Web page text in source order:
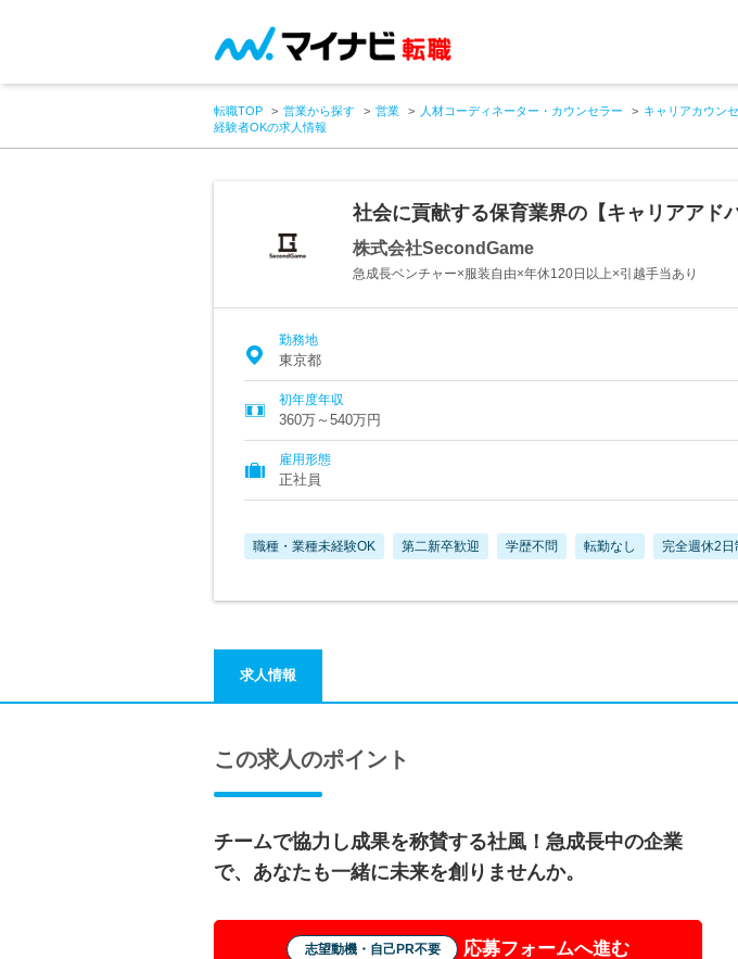
転職TOP 営業から探す 営業 人材コーディネーター・カウンセラー キャリアカウン
経験者OKの求人情報
社会に貢献する保育業界の【キャリアア
株式会社SecondGame
急成長ベンチャー×服装自由×年休120日以上×引越手当あり
勤務地
東京都
初年度年収
360万～540万円
雇用形態
正社員
職種・業種未経験OK 第二新卒歓迎 学歴不問 転勤なし 完全週休2日
求人情報
この求人のポイント
チームで協力し成果を称賛する社風！急成長中の企業
で、あなたも一緒に未来を創りませんか。
志望動機・自己PR不要 応募フォームへ進む